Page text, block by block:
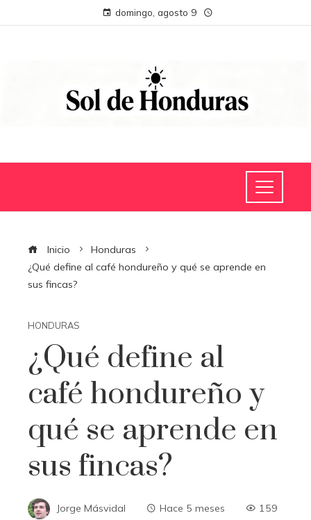
domingo, agosto 9
Inicio
Honduras
¿Qué define al café hondureño y qué se aprende en
sus fincas?
HONDURAS
¿Qué define al
café hondureño y
qué se aprende en
sus fincas?
Jorge Másvidal Hace 5 meses 159